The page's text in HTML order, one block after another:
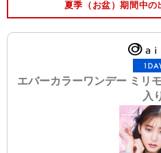
夏季（お盆）期間中の
エバーカラーワンデー ミリ
入